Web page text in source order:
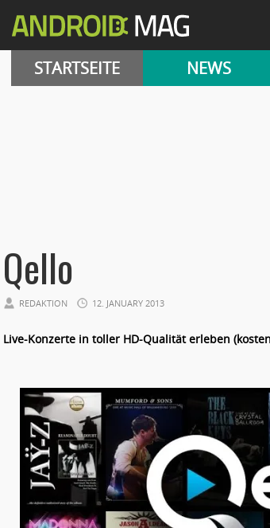
STARTSEITE NEWS
Qello
REDAKTION 12. JANUARY 2013
Live-Konzerte in toller HD-Qualität erleben